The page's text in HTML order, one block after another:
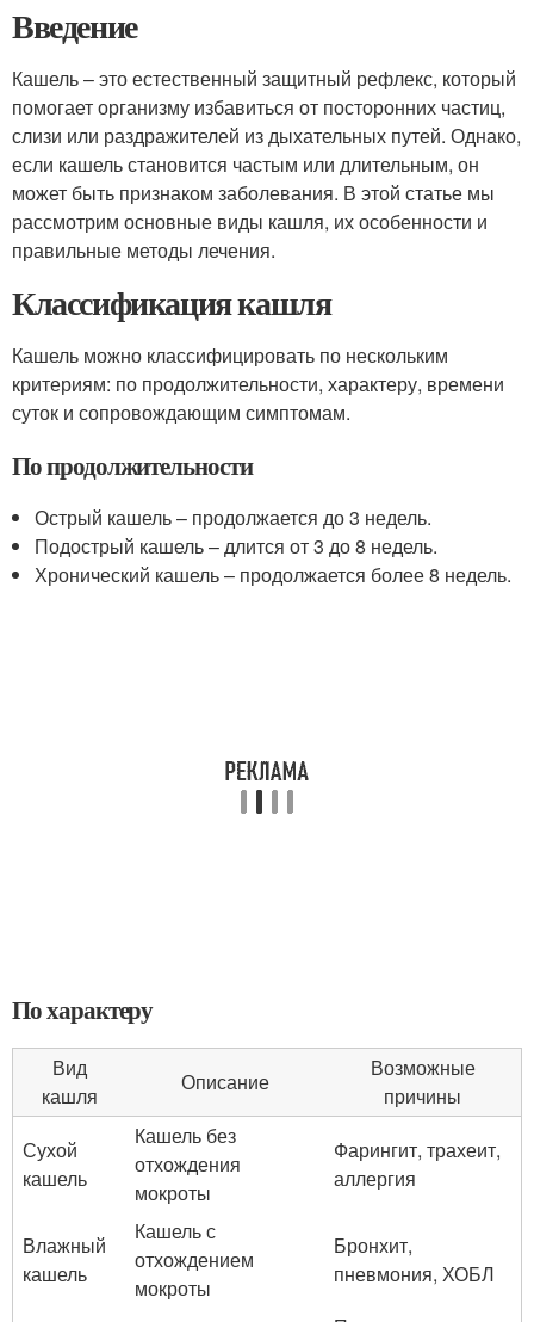
Введение
Кашель – это естественный защитный рефлекс, который
помогает организму избавиться от посторонних частиц,
слизи или раздражителей из дыхательных путей. Однако,
если кашель становится частым или длительным, он
может быть признаком заболевания. В этой статье мы
рассмотрим основные виды кашля, их особенности и
правильные методы лечения.
Классификация кашля
Кашель можно классифицировать по нескольким
критериям: по продолжительности, характеру, времени
суток и сопровождающим симптомам.
По продолжительности
Острый кашель – продолжается до 3 недель.
Подострый кашель – длится от 3 до 8 недель.
Хронический кашель – продолжается более 8 недель.
По характеру
Вид
кашля
Описание
Возможные
причины
Сухой
кашель
Кашель без
отхождения
мокроты
Фарингит, трахеит,
аллергия
Влажный
кашель
Кашель с
отхождением
мокроты
Бронхит,
пневмония, ХОБЛ